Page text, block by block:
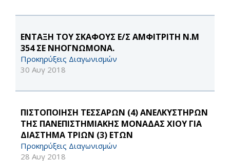
ΕΝΤΑΞΗ ΤΟΥ ΣΚΑΦΟΥΣ Ε/Σ ΑΜΦΙΤΡΙΤΗ Ν.Μ
354 ΣΕ ΝΗΟΓΝΩΜΟΝΑ.
Προκηρύξεις Διαγωνισμών
30 Αυγ 2018
ΠΙΣΤΟΠΟΙΗΣΗ ΤΕΣΣΑΡΩΝ (4) ΑΝΕΛΚΥΣΤΗΡΩΝ
ΤΗΣ ΠΑΝΕΠΙΣΤΗΜΙΑΚΗΣ ΜΟΝΑΔΑΣ ΧΙΟΥ ΓΙΑ
ΔΙΑΣΤΗΜΑ ΤΡΙΩΝ (3) ΕΤΩΝ
Προκηρύξεις Διαγωνισμών
28 Αυγ 2018